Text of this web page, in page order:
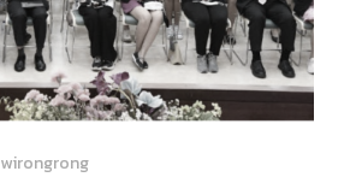
wirongrong